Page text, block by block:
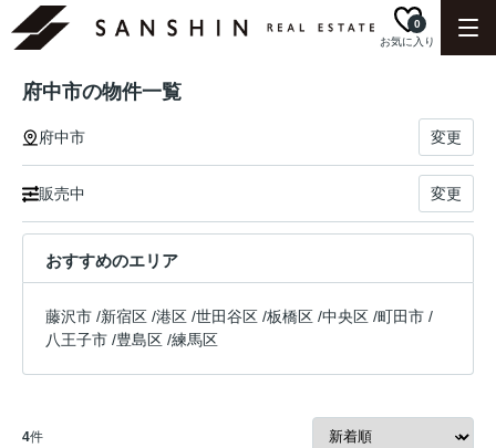
お気に入り
0
府中市の物件一覧
府中市 変更
販売中 変更
おすすめのエリア
藤沢市 /新宿区 /港区 /世田谷区 /板橋区 /中央区 /町田市 /
八王子市 /豊島区 /練馬区
4件